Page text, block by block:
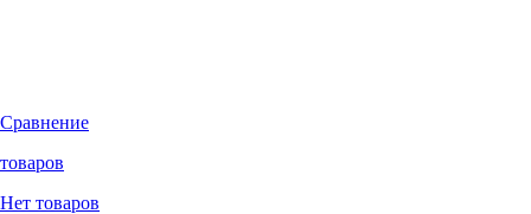
Сравнение
товаров
Нет товаров